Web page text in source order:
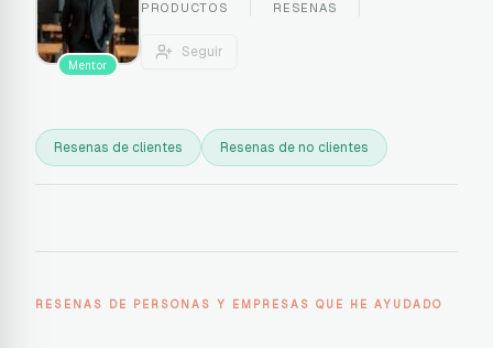
Mentor
PRODUCTOS RESENAS
Seguir
Resenas de clientes Resenas de no clientes
RESENAS DE PERSONAS Y EMPRESAS QUE HE AYUDADO